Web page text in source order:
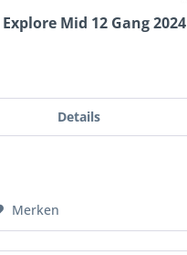
Mid 12 Gang 2024
Details
Merken